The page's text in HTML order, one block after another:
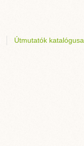
Útmutatók katalógusa